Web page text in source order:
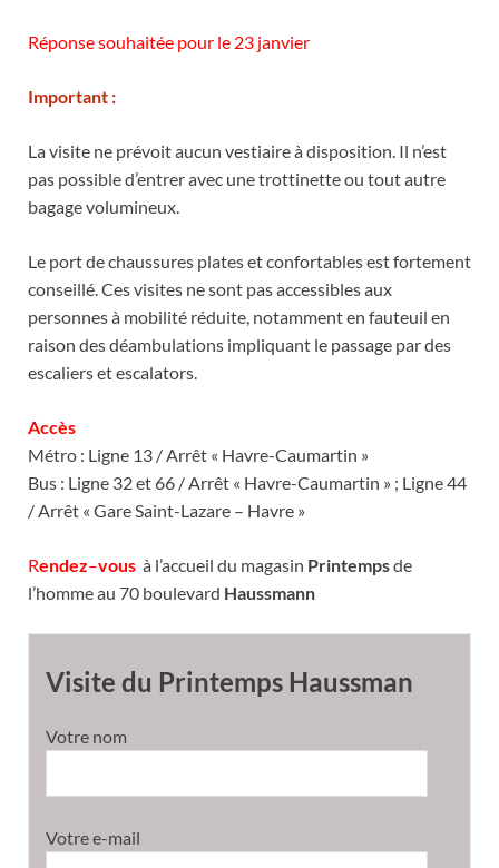
Réponse souhaitée pour le 23 janvier
Important :
La visite ne prévoit aucun vestiaire à disposition. Il n’est
pas possible d’entrer avec une trottinette ou tout autre
bagage volumineux.
Le port de chaussures plates et confortables est fortement
conseillé. Ces visites ne sont pas accessibles aux
personnes à mobilité réduite, notamment en fauteuil en
raison des déambulations impliquant le passage par des
escaliers et escalators.
Accès
Métro : Ligne 13 / Arrêt « Havre-Caumartin »
Bus : Ligne 32 et 66 / Arrêt « Havre-Caumartin » ; Ligne 44
/ Arrêt « Gare Saint-Lazare – Havre »
Rendez–vous à l’accueil du magasin Printempsde
l’homme au 70 boulevard Haussmann
Visite du Printemps Haussman
Votre nom
Votre e-mail